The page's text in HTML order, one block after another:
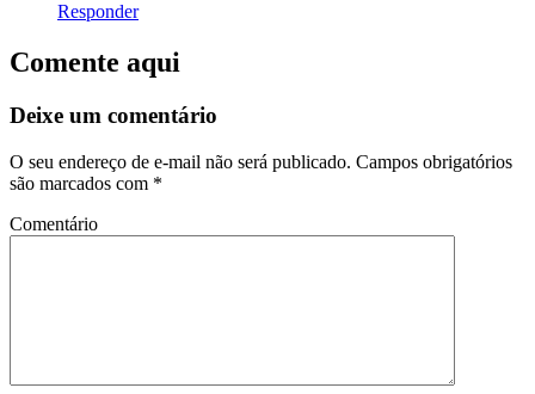
Responder
Comente aqui
Deixe um comentário
O seu endereço de e-mail não será publicado. Campos obrigatórios
são marcados com *
Comentário